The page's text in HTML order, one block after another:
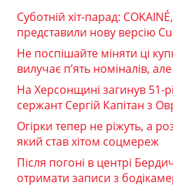
Суботній хіт-парад:
представили нову версію
Не поспішайте міняти ці
вилучає п’ять номіналів,
На Херсонщині загинув 51-
сержант Сергій Капітан з
Огірки тепер не ріжуть, а
який став хітом соцмереж
Після погоні в центрі
отримати записи з